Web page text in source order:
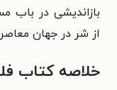
بازاندیشی در باب
از شر در جهان
خلاصه کتاب